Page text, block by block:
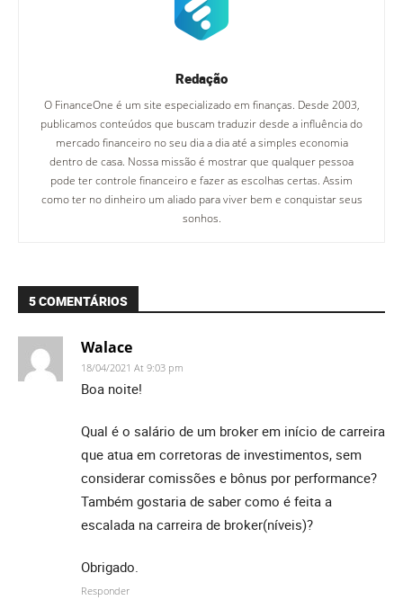
Redação
O FinanceOne é um site especializado em finanças. Desde 2003,
publicamos conteúdos que buscam traduzir desde a influência do
mercado financeiro no seu dia a dia até a simples economia
dentro de casa. Nossa missão é mostrar que qualquer pessoa
pode ter controle financeiro e fazer as escolhas certas. Assim
como ter no dinheiro um aliado para viver bem e conquistar seus
sonhos.
5 COMENTÁRIOS
Walace
18/04/2021 At 9:03 pm
Boa noite!
Qual é o salário de um broker em início de carreira
que atua em corretoras de investimentos, sem
considerar comissões e bônus por performance?
Também gostaria de saber como é feita a
escalada na carreira de broker(níveis)?
Obrigado.
Responder